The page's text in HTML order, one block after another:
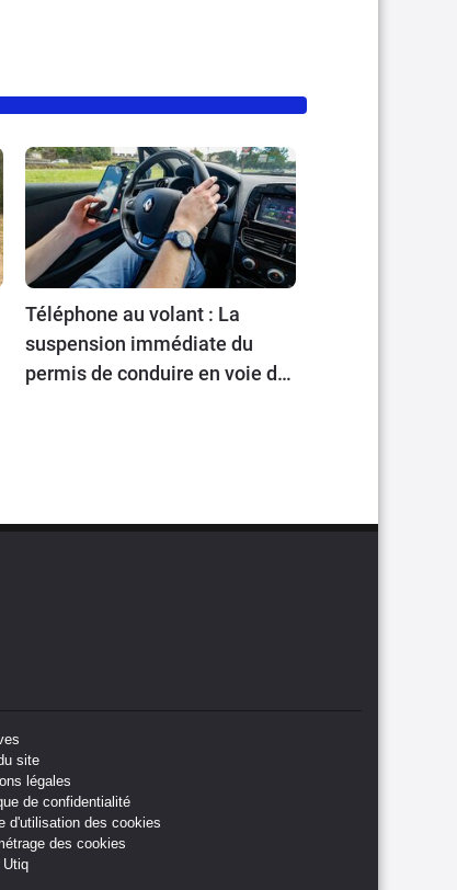
Téléphone au volant : La
suspension immédiate du
permis de conduire en voie de
site
légales
de confidentialité
d'utilisation des cookies
des cookies
Utiq